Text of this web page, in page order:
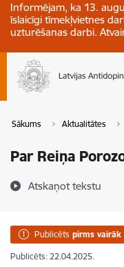
Informējam, ka 13.
īslaicīgi tīmekļvietnes
uzturēšanas darbi.
Sākums Aktualitātes
Par Reiņa
Atskaņot tekstu
Publicēts pirms vairāk
Publicēts: 22.04.2025.